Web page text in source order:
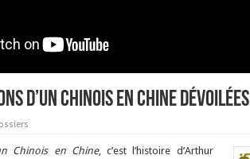
d’un Chinois en Chine dévoilées
Chinois en Chine, c’est l’histoire d’Arthur